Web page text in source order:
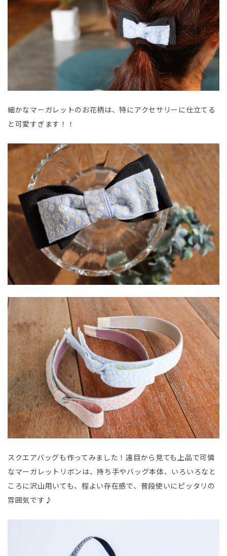
細かなマーガレットのお花柄は、特にアクセサリーに仕立てる
と可愛すぎます！！
スクエアバッグも作ってみました！遠目から見ても上品で可憐
なマーガレットリボンは、持ち手やバッグ本体、いろいろなと
ころに沢山用いても、程よい存在感で、普段使いにピッタリの
雰囲気です♪